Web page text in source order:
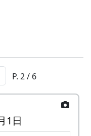
P. 2 / 6
1日